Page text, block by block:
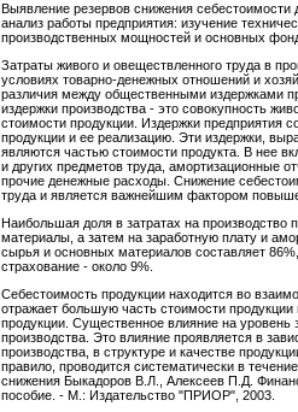
Выявление резервов снижения себестоимости
анализ работы предприятия: изучение
производственных мощностей и основных
Затраты живого и овеществленного труда в
условиях товарно-денежных отношений и
различия между общественными издержками
издержки производства - это совокупность
стоимости продукции. Издержки предприятия
продукции и ее реализацию. Эти издержки,
являются частью стоимости продукта. В нее
и других предметов труда, амортизационные
прочие денежные расходы. Снижение
труда и является важнейшим фактором
Наибольшая доля в затратах на
материалы, а затем на заработную плату и
сырья и основных материалов составляет
страхование - около 9%.
Себестоимость продукции находится во
отражает большую часть стоимости
продукции. Существенное влияние на уровень
производства. Это влияние проявляется в
производства, в структуре и качестве
правило, проводится систематически в
снижения Быкадоров В.Л., Алексеев П.Д.
пособие. - М.: Издательство "ПРИОР", 2003.